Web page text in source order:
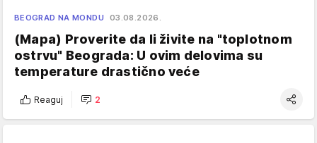
BEOGRAD NA MONDU 03.08.2026.
(Mapa) Proverite da li živite na "toplotnom
ostrvu" Beograda: U ovim delovima su
temperature drastično veće
Reaguj 2